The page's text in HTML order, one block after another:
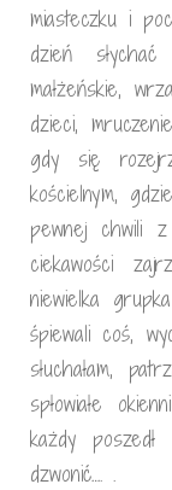
miasteczku i
dzień
małżeńskie,
dzieci,
gdy się
kościelnym,
pewnej chwili
ciekawości
niewielka
śpiewali coś,
słuchałam,
spłowiałe
każdy
dzwonić…. .